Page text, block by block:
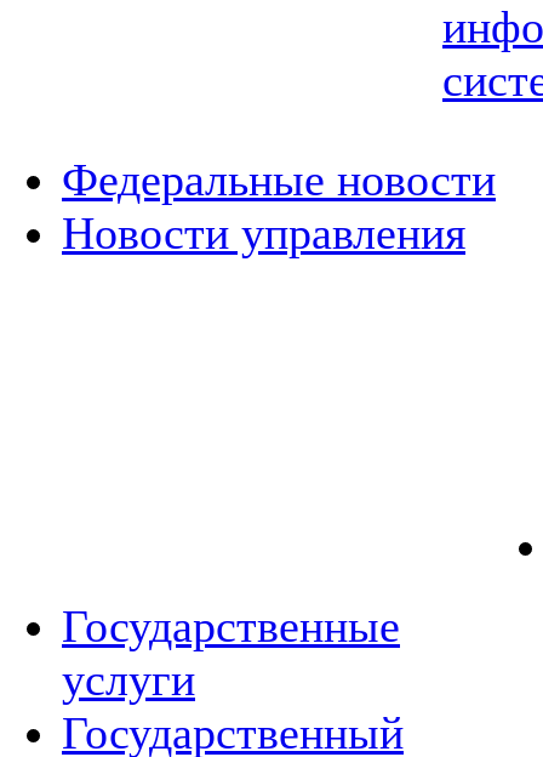
Федеральные новости
Новости управления
Государственные
услуги
Государственный